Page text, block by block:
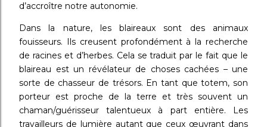
d’accroître notre autonomie.
Dans la nature, les blaireaux sont des animaux
fouisseurs. Ils creusent profondément à la recherche
de racines et d’herbes. Cela se traduit par le fait que le
blaireau est un révélateur de choses cachées – une
sorte de chasseur de trésors. En tant que totem, son
porteur est proche de la terre et très souvent un
chaman/guérisseur talentueux à part entière. Les
travailleurs de lumière autant que ceux œuvrant dans